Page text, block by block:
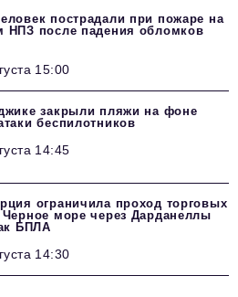
пострадали при пожаре на
НПЗ после падения обломков
15:00
закрыли пляжи на фоне
беспилотников
14:45
ограничила проход торговых
море через Дарданеллы
БПЛА
14:30